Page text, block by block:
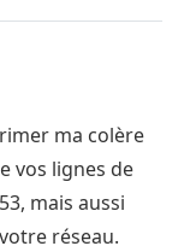
ma colère
vos lignes de
mais aussi
réseau.